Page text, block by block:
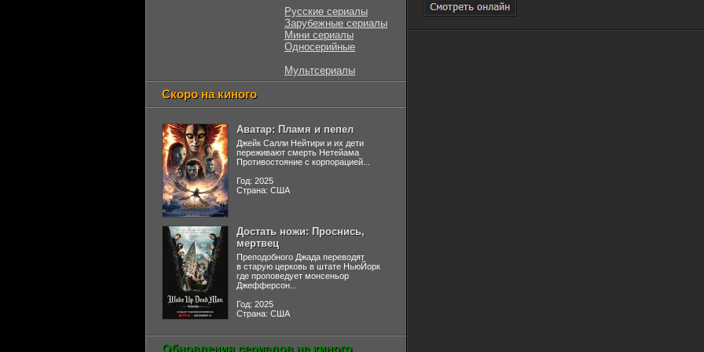
Русские сериалы
Зарубежные сериалы
Мини сериалы
Односерийные
Мультсериалы
Скоро на киного
Аватар: Пламя и пепел
Джейк Салли Нейтири и их дети
переживают смерть Нетейама
Противостояние с корпорацией...
Год: 2025
Страна: США
Достать ножи: Проснись,
мертвец
Преподобного Джада переводят
в старую церковь в штате НьюЙорк
где проповедует монсеньор
Джефферсон...
Год: 2025
Страна: США
Обновления сериалов на киного